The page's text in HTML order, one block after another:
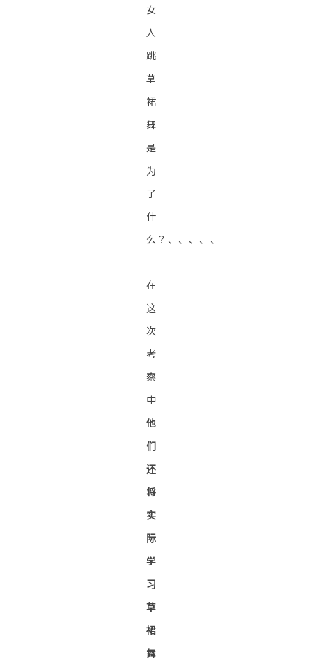
女
人
跳
草
裙
舞
是
为
了
什
么？、、、、、
在
这
次
考
察
中
他
们
还
将
实
际
学
习
草
裙
舞